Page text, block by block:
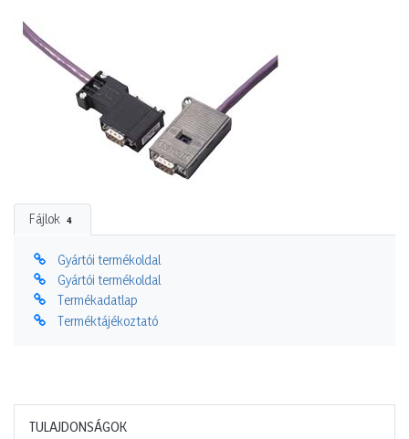
Fájlok 4
Gyártói termékoldal
Gyártói termékoldal
Termékadatlap
Terméktájékoztató
TULAJDONSÁGOK